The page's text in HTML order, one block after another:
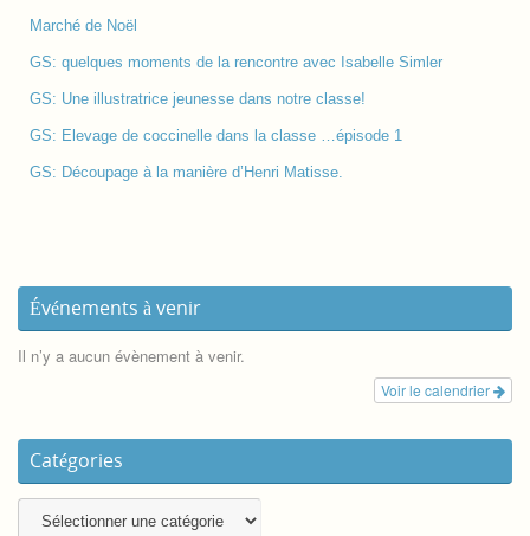
Marché de Noël
GS: quelques moments de la rencontre avec Isabelle Simler
GS: Une illustratrice jeunesse dans notre classe!
GS: Elevage de coccinelle dans la classe …épisode 1
GS: Découpage à la manière d’Henri Matisse.
Événements à venir
Il n’y a aucun évènement à venir.
Voir le calendrier
Catégories